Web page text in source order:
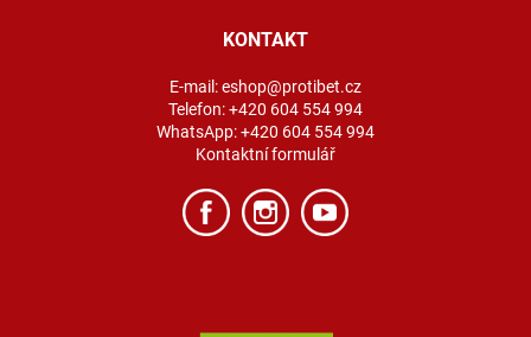
KONTAKT
E-mail:eshop@protibet.cz
Telefon:+420 604 554 994
WhatsApp:+420 604 554 994
Kontaktní formulář